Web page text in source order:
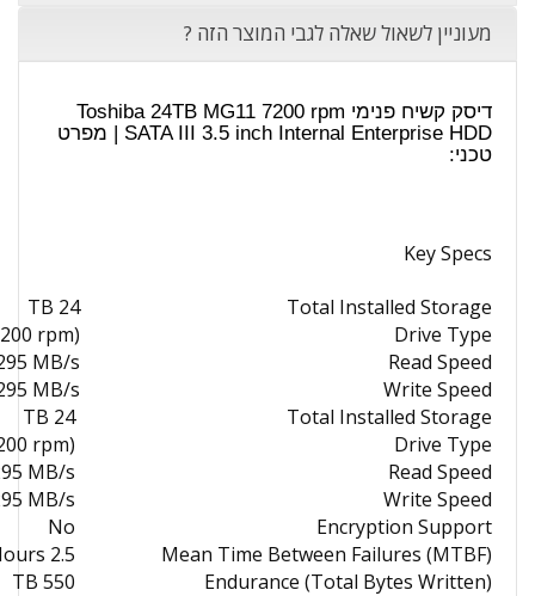
מעוניין לשאול שאלה לגבי המוצר הזה ?
דיסק קשיח פנימי Toshiba 24TB MG11 7200 rpm
SATA III 3.5 inch Internal Enterprise HDD | מפרט
טכני:
Key Specs
Total Installed Storage
24 TB
Drive Type
rpm)
Read Speed
MB/s
Write Speed
MB/s
Total Installed Storage
24 TB
Drive Type
rpm)
Read Speed
MB/s
Write Speed
MB/s
Encryption Support
No
Mean Time Between Failures (MTBF)
2.5 Million Hours
Endurance (Total Bytes Written)
550 TB